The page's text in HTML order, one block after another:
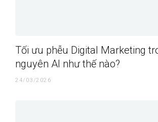
Tối ưu phễu Digital Marketing
nguyên AI như thế nào?
24/03/2026